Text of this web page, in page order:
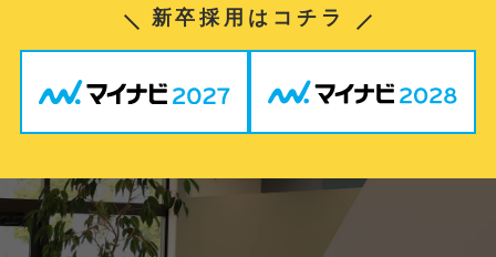
新卒採用はコチラ